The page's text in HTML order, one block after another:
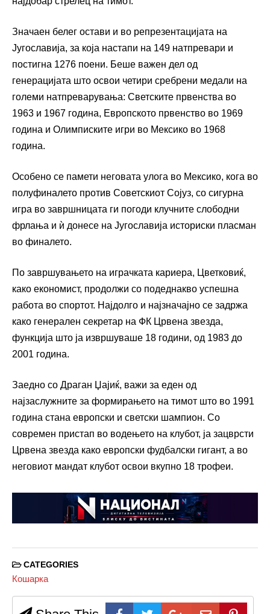
Значаен белег остави и во репрезентацијата на
Југославија, за која настапи на 149 натпревари и
постигна 1276 поени. Беше важен дел од
генерацијата што освои четири сребрени медали на
големи натпреварувања: Светските првенства во
1963 и 1967 година, Европското првенство во 1969
година и Олимписките игри во Мексико во 1968
година.
Особено се памети неговата улога во Мексико, кога во
полуфиналето против Советскиот Сојуз, со сигурна
игра во завршницата ги погоди клучните слободни
фрлања и ѝ донесе на Југославија историски пласман
во финалето.
По завршувањето на играчката кариера, Цветковиќ,
како економист, продолжи со подеднакво успешна
работа во спортот. Најдолго и најзначајно се задржа
како генерален секретар на ФК Црвена звезда,
функција што ја извршуваше 18 години, од 1983 до
2001 година.
Заедно со Драган Џајиќ, важи за еден од
најзаслужните за формирањето на тимот што во 1991
година стана европски и светски шампион. Со
современ пристап во водењето на клубот, ја зацврсти
Црвена звезда како европски фудбалски гигант, а во
неговиот мандат клубот освои вкупно 18 трофеи.
CATEGORIES
Кошарка